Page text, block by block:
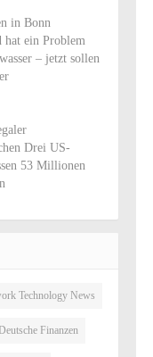
in Bonn
hat ein Problem
– jetzt sollen
Drei US-
53 Millionen
Technology News
Finanzen